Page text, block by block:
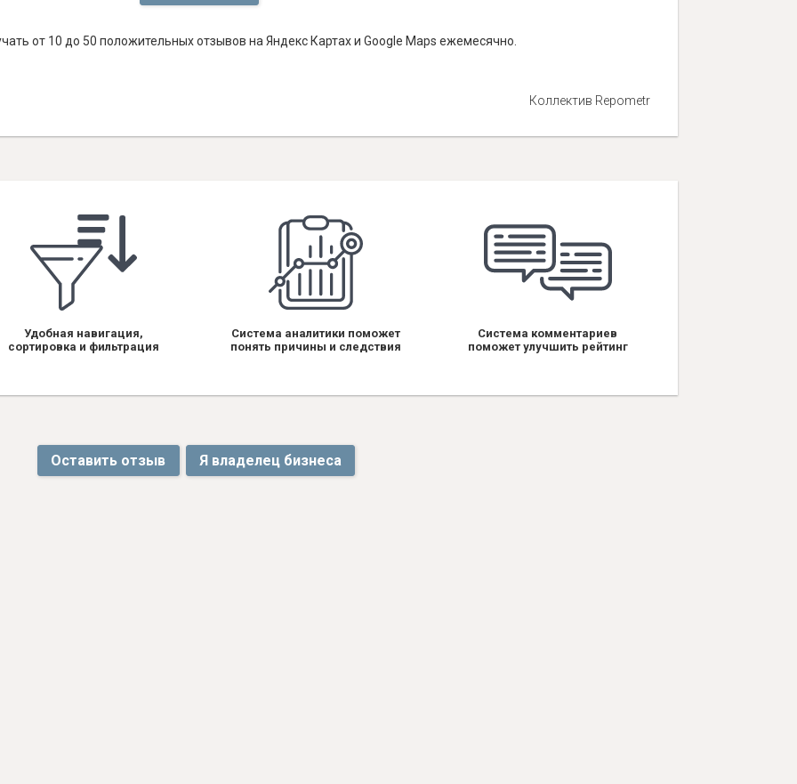
от 10 до 50 положительных отзывов на Яндекс Картах и Google Maps ежемесячно.
Коллектив Repometr
Удобная навигация,
сортировка и фильтрация
Система аналитики поможет
понять причины и следствия
Система комментариев
поможет улучшить рейтинг
Оставить отзыв Я владелец бизнеса